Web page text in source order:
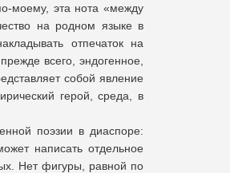
моему, эта нота «между
на родном языке в
отпечаток на
всего, эндогенное,
собой явление
герой, среда, в
поэзии в диаспоре:
написать отдельное
Нет фигуры, равной по